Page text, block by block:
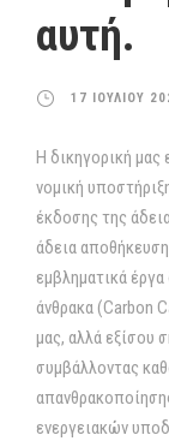
αυτή.
17 ΙΟΥΛΙΟΥ
Η δικηγορική μας
νομική
έκδοσης της
άδεια
εμβληματικά
άνθρακα (Carbon
μας, αλλά εξίσου
συμβάλλοντας
ενεργειακών